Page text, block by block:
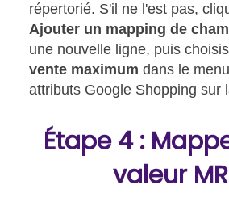
répertorié. S'il ne l'est pas,
Ajouter un mapping de
une nouvelle ligne, puis
vente maximum dans le
attributs Google Shopping sur
Étape 4 :
valeur